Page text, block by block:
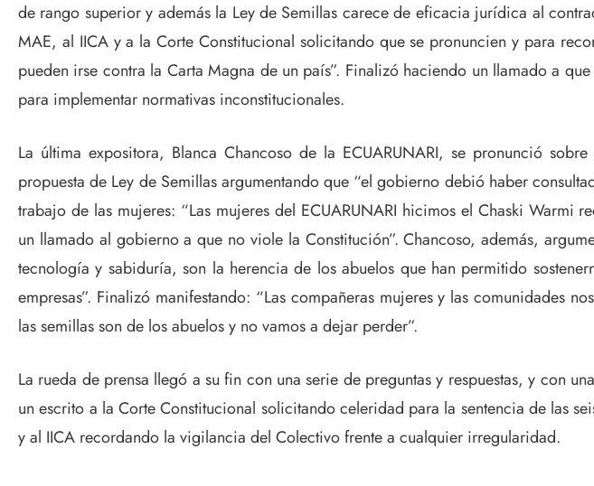
de rango superior y además la Ley de Semillas carece de eficacia jurídica al
MAE, al IICA y a la Corte Constitucional solicitando que se pronuncien y para
pueden irse contra la Carta Magna de un país”. Finalizó haciendo un llamado a
para implementar normativas inconstitucionales.
La última expositora, Blanca Chancoso de la ECUARUNARI, se pronunció
propuesta de Ley de Semillas argumentando que “el gobierno debió haber
trabajo de las mujeres: “Las mujeres del ECUARUNARI hicimos el Chaski
un llamado al gobierno a que no viole la Constitución”. Chancoso, además,
tecnología y sabiduría, son la herencia de los abuelos que han permitido
empresas”. Finalizó manifestando: “Las compañeras mujeres y las comunidades
las semillas son de los abuelos y no vamos a dejar perder”.
La rueda de prensa llegó a su fin con una serie de preguntas y respuestas, y con
un escrito a la Corte Constitucional solicitando celeridad para la sentencia de las
y al IICA recordando la vigilancia del Colectivo frente a cualquier irregularidad.